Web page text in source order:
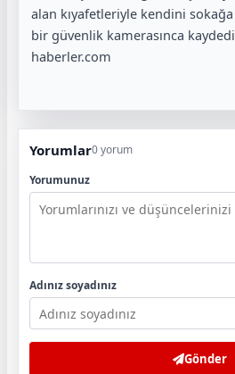
alan kıyafetleriyle kendini sokağa
bir güvenlik kamerasınca
haberler.com
Yorumlar0 yorum
Yorumunuz
Adınız soyadınız
Gönder